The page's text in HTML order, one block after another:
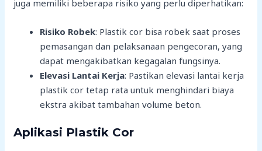
juga memiliki beberapa risiko yang perlu diperhatikan:
Risiko Robek: Plastik cor bisa robek saat proses
pemasangan dan pelaksanaan pengecoran, yang
dapat mengakibatkan kegagalan fungsinya.
Elevasi Lantai Kerja: Pastikan elevasi lantai kerja
plastik cor tetap rata untuk menghindari biaya
ekstra akibat tambahan volume beton.
Aplikasi Plastik Cor